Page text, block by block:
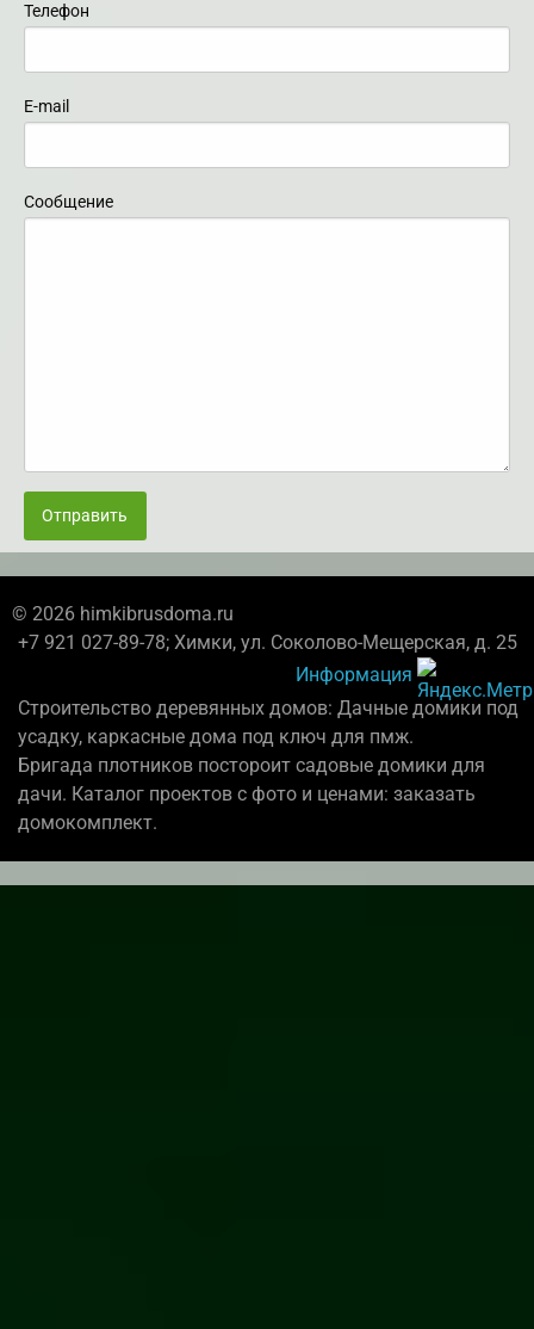
Телефон
E-mail
Сообщение
Отправить
© 2026 himkibrusdoma.ru
+7 921 027-89-78; Химки, ул. Соколово-Мещерская, д. 25
Информация
Строительство деревянных домов: Дачные домики под
усадку, каркасные дома под ключ для пмж.
Бригада плотников постороит садовые домики для
дачи. Каталог проектов с фото и ценами: заказать
домокомплект.